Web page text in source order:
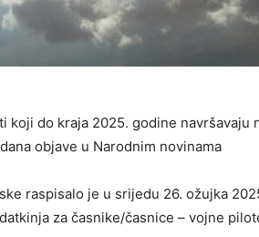
koji do kraja 2025. godine navršavaju
objave u Narodnim novinama
raspisalo je u srijedu 26. ožujka
za časnike/časnice – vojne